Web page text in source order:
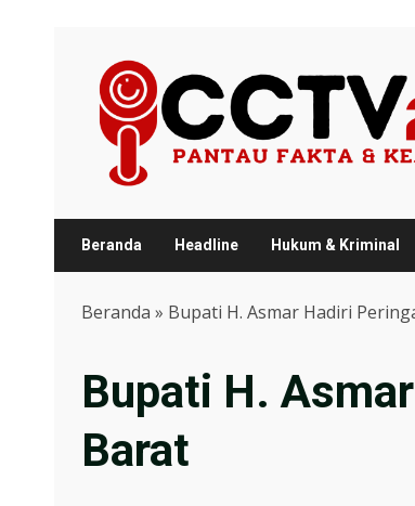
content
Beranda Headline Hukum & Kriminal
Beranda » Bupati H. Asmar Hadiri
Bupati H.
Barat